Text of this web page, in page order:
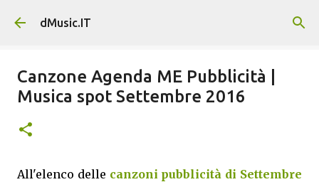
Passa ai contenuti principali
dMusic.IT
Canzone Agenda ME Pubblicità |
Musica spot Settembre 2016
All'elenco delle canzoni pubblicità di Settembre